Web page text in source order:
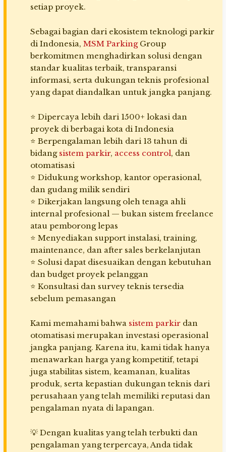
setiap proyek.
Sebagai bagian dari ekosistem teknologi parkir
di Indonesia, MSM ParkingGroup
berkomitmen menghadirkan solusi dengan
standar kualitas terbaik, transparansi
informasi, serta dukungan teknis profesional
yang dapat diandalkan untuk jangka panjang.
⭐ Dipercaya lebih dari 1500+ lokasi dan
proyek di berbagai kota di Indonesia
⭐ Berpengalaman lebih dari 13 tahun di
bidang sistem parkir, access control, dan
otomatisasi
⭐ Didukung workshop, kantor operasional,
dan gudang milik sendiri
⭐ Dikerjakan langsung oleh tenaga ahli
internal profesional — bukan sistem freelance
atau pemborong lepas
⭐ Menyediakan support instalasi, training,
maintenance, dan after sales berkelanjutan
⭐ Solusi dapat disesuaikan dengan kebutuhan
dan budget proyek pelanggan
⭐ Konsultasi dan survey teknis tersedia
sebelum pemasangan
Kami memahami bahwa sistem parkir dan
otomatisasi merupakan investasi operasional
jangka panjang. Karena itu, kami tidak hanya
menawarkan harga yang kompetitif, tetapi
juga stabilitas sistem, keamanan, kualitas
produk, serta kepastian dukungan teknis dari
perusahaan yang telah memiliki reputasi dan
pengalaman nyata di lapangan.
💡 Dengan kualitas yang telah terbukti dan
pengalaman yang terpercaya, Anda tidak